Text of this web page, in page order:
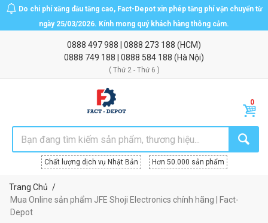
Do chi phí xăng dầu tăng cao, Fact-Depot xin phép tăng phí vận chuyển từ
ngày 25/03/2026. Kính mong quý khách hàng thông cảm.
0888 497 988 0888 273 188 (HCM)
0888 749 188
0888 584 188 (Hà Nội)
( Thứ 2 - Thứ 6 )
Chất lượng dịch vụ Nhật Bản Hơn 50.000 sản phẩm
Trang Chủ
Mua Online sản phẩm JFE Shoji Electronics chính hãng | Fact-
Depot